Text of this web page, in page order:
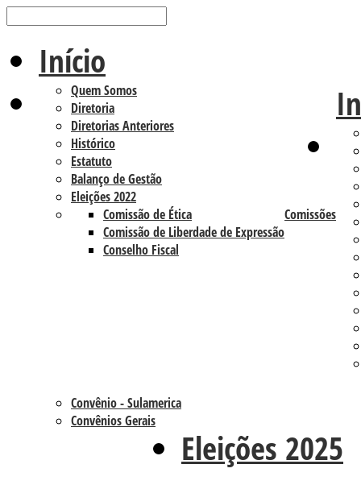
Início
Quem Somos
Diretoria
Diretorias Anteriores
Histórico
Estatuto
Balanço de Gestão
Eleições 2022
Comissões
Comissão de Ética
Comissão de Liberdade de Expressão
Conselho Fiscal
Convênio - Sulamerica
Convênios Gerais
Eleições 2025